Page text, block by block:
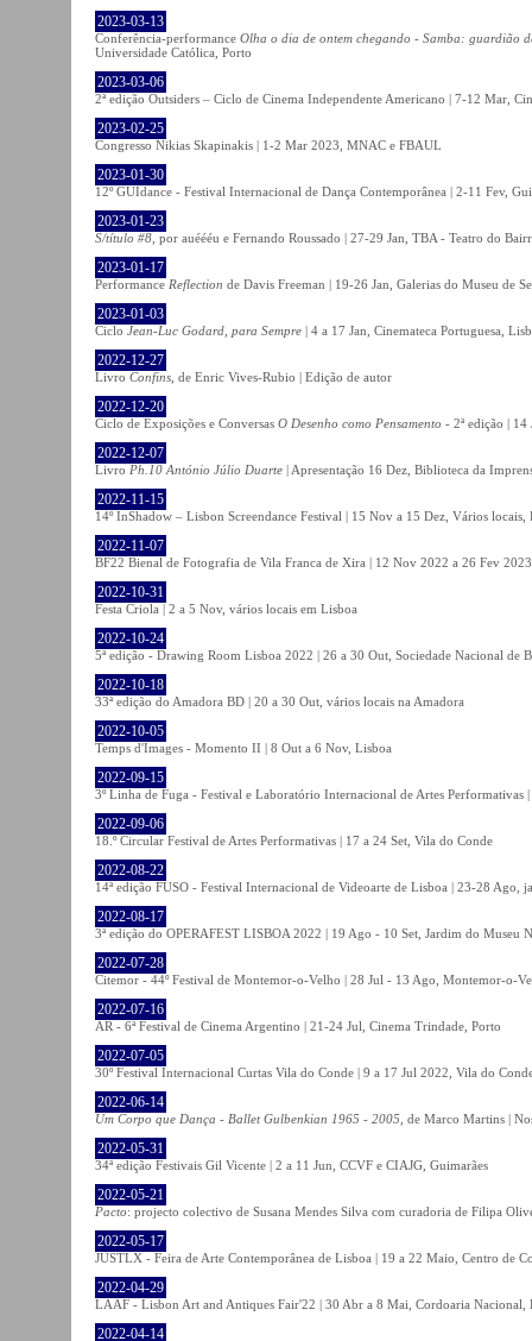
2023-03-13
Conferência-performance Olha o dia de ontem chegando - Samba: guardião
Universidade Católica, Porto
2023-03-06
2ª edição Outsiders – Ciclo de Cinema Independente Americano | 7-12 Mar,
2023-02-25
Congresso Nikias Skapinakis | 1-2 Mar 2023, MNAC e FBAUL
2023-01-30
12º GUIdance - Festival Internacional de Dança Contemporânea | 2-11 Fev,
2023-01-23
S/título #8 , por auéééu e Fernando Roussado | 27-29 Jan, TBA - Teatro do
2023-01-17
Performance Reflection de Davis Freeman | 19-26 Jan, Galerias do Museu de
2023-01-03
Ciclo Jean-Luc Godard, para Sempre | 4 a 17 Jan, Cinemateca Portuguesa,
2022-12-27
Livro Confins , de Enric Vives-Rubio | Edição de autor
2022-12-20
Ciclo de Exposições e Conversas O Desenho como Pensamento - 2ª edição |
2022-12-07
Livro Ph.10 António Júlio Duarte | Apresentação 16 Dez, Biblioteca da
2022-11-15
14º InShadow – Lisbon Screendance Festival | 15 Nov a 15 Dez, Vários locais,
2022-11-07
BF22 Bienal de Fotografia de Vila Franca de Xira | 12 Nov 2022 a 26 Fev
2022-10-31
Festa Criola | 2 a 5 Nov, vários locais em Lisboa
2022-10-24
5ª edição - Drawing Room Lisboa 2022 | 26 a 30 Out, Sociedade Nacional de
2022-10-18
33ª edição do Amadora BD | 20 a 30 Out, vários locais na Amadora
2022-10-05
Temps d'Images - Momento II | 8 Out a 6 Nov, Lisboa
2022-09-15
3º Linha de Fuga - Festival e Laboratório Internacional de Artes Performativas
2022-09-06
18.º Circular Festival de Artes Performativas | 17 a 24 Set, Vila do Conde
2022-08-22
14ª edição FUSO - Festival Internacional de Videoarte de Lisboa | 23-28 Ago,
2022-08-17
3ª edição do OPERAFEST LISBOA 2022 | 19 Ago - 10 Set, Jardim do Museu
2022-07-28
Citemor - 44º Festival de Montemor-o-Velho | 28 Jul - 13 Ago, Montemor-o-
2022-07-16
AR - 6ª Festival de Cinema Argentino | 21-24 Jul, Cinema Trindade, Porto
2022-07-05
30º Festival Internacional Curtas Vila do Conde | 9 a 17 Jul 2022, Vila do
2022-06-14
Um Corpo que Dança - Ballet Gulbenkian 1965 - 2005 , de Marco Martins |
2022-05-31
34ª edição Festivais Gil Vicente | 2 a 11 Jun, CCVF e CIAJG, Guimarães
2022-05-21
Pacto: projecto colectivo de Susana Mendes Silva com curadoria de Filipa
2022-05-17
JUSTLX - Feira de Arte Contemporânea de Lisboa | 19 a 22 Maio, Centro de
2022-04-29
LAAF - Lisbon Art and Antiques Fair'22 | 30 Abr a 8 Mai, Cordoaria Nacional,
2022-04-14